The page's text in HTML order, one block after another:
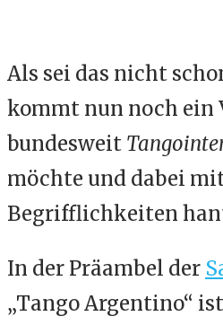
Als sei das nicht
kommt nun noch ein
bundesweit
möchte und dabei
Begrifflichkeiten
In der Präambel der
„Tango Argentino“